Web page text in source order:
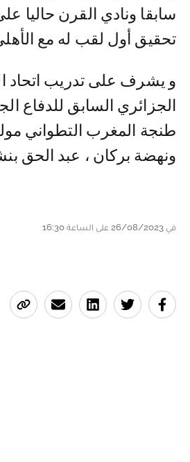
سابقا ونادي القرن حاليا
تحقيق أول لقب له مع
و يشرف على تدريب اتحاد
الجزائري السابق للدفاع
طنجة المغرب التطواني
ونهضة بركان ، عبد الحق
في 26/08/2023 على الساعة 16:30